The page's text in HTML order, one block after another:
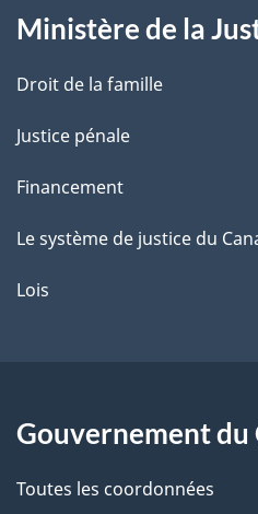
e
Ministère de la
Droit de la famille
Justice pénale
Financement
Le système de justice du
Lois
Gouvernement du
Toutes les coordonnées